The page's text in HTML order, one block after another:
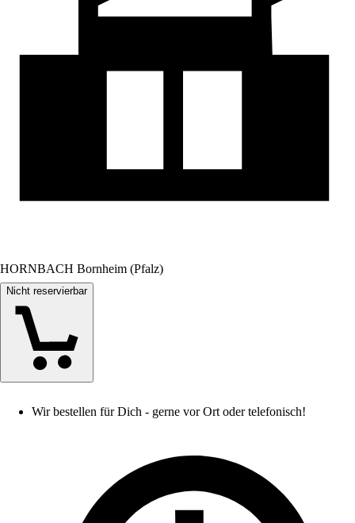
HORNBACH Bornheim (Pfalz)
Nicht reservierbar
Wir bestellen für Dich - gerne vor Ort oder telefonisch!